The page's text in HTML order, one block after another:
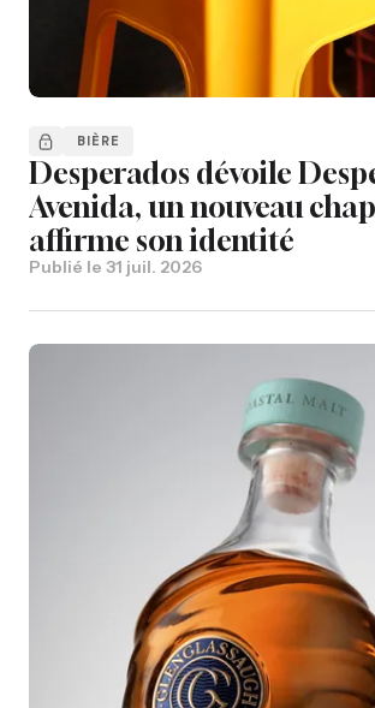
BIÈRE
Desperados dévoile
Avenida, un nouveau
affirme son identité
Publié le 31 juil. 2026